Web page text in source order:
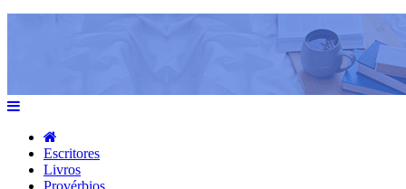
Escritores
Livros
Provérbios